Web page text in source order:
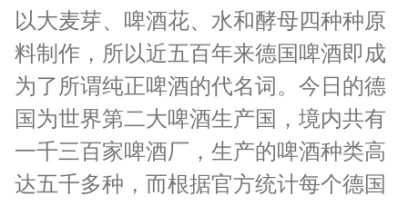
以大麦芽、啤酒花、水和酵母四种种原
料制作，所以近五百年来德国啤酒即成
为了所谓纯正啤酒的代名词。今日的德
国为世界第二大啤酒生产国，境内共有
一千三百家啤酒厂，生产的啤酒种类高
达五千多种，而根据官方统计每个德国